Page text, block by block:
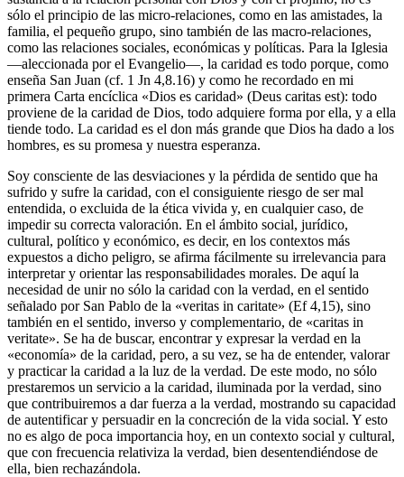
sólo el principio de las micro-relaciones, como en las amistades, la
familia, el pequeño grupo, sino también de las macro-relaciones,
como las relaciones sociales, económicas y políticas. Para la Iglesia
—aleccionada por el Evangelio—, la caridad es todo porque, como
enseña San Juan (cf. 1 Jn 4,8.16) y como he recordado en mi
primera Carta encíclica «Dios es caridad» (Deus caritas est): todo
proviene de la caridad de Dios, todo adquiere forma por ella, y a ella
tiende todo. La caridad es el don más grande que Dios ha dado a los
hombres, es su promesa y nuestra esperanza.
Soy consciente de las desviaciones y la pérdida de sentido que ha
sufrido y sufre la caridad, con el consiguiente riesgo de ser mal
entendida, o excluida de la ética vivida y, en cualquier caso, de
impedir su correcta valoración. En el ámbito social, jurídico,
cultural, político y económico, es decir, en los contextos más
expuestos a dicho peligro, se afirma fácilmente su irrelevancia para
interpretar y orientar las responsabilidades morales. De aquí la
necesidad de unir no sólo la caridad con la verdad, en el sentido
señalado por San Pablo de la «veritas in caritate» (Ef 4,15), sino
también en el sentido, inverso y complementario, de «caritas in
veritate». Se ha de buscar, encontrar y expresar la verdad en la
«economía» de la caridad, pero, a su vez, se ha de entender, valorar
y practicar la caridad a la luz de la verdad. De este modo, no sólo
prestaremos un servicio a la caridad, iluminada por la verdad, sino
que contribuiremos a dar fuerza a la verdad, mostrando su capacidad
de autentificar y persuadir en la concreción de la vida social. Y esto
no es algo de poca importancia hoy, en un contexto social y cultural,
que con frecuencia relativiza la verdad, bien desentendiéndose de
ella, bien rechazándola.